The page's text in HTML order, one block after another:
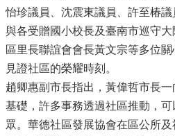
怡珍議員、沈震東議員、許至椿
與各受贈國小校長及臺南市巡守
區里長聯誼會會長黃文宗等多位
見證社區的榮耀時刻。
趙卿惠副市長指出，黃偉哲市長
基礎，許多事務透過社區推動，
眾。華德社區發展協會在區公所